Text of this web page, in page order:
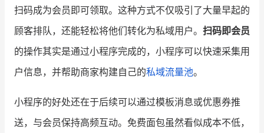
增长俱乐部 有赞商盟
商家社区 社群交流
合作共进
入驻有赞 认证代理商
扫码成为会员即可领取。这种方式不仅吸引了大量早起的
顾客排队，还能轻松将他们转化为私域用户。 扫码即会员
的操作其实是通过小程序完成的，小程序可以快速采集用
户信息，并帮助商家构建自己的私域流量池。
小程序的好处还在于后续可以通过模板消息或优惠券推
送，与会员保持高频互动。免费面包虽然看似成本不低，